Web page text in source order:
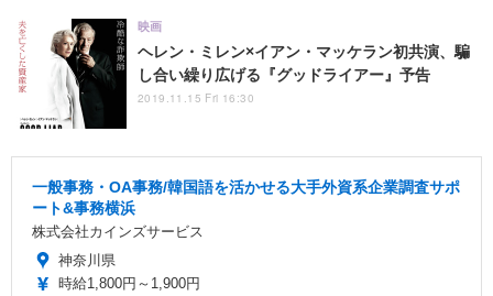
ヘレン・ミレン×イアン・マッケラン初共演、騙
し合い繰り広げる『グッドライアー』予告
映画
2019.11.15 Fri 16:30
一般事務・OA事務/韓国語を活かせる大手外資系企業調査サポ
ート&事務横浜
株式会社カインズサービス
神奈川県
時給1,800円～1,900円